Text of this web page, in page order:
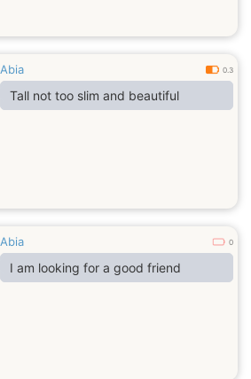
Abia 0.3
Tall not too slim and beautiful
Abia 0
I am looking for a good friend